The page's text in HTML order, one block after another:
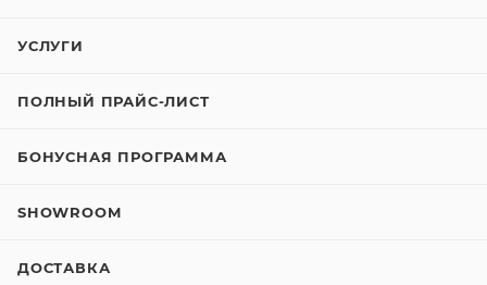
УСЛУГИ
ПОЛНЫЙ ПРАЙС-ЛИСТ
БОНУСНАЯ ПРОГРАММА
SHOWROOM
ДОСТАВКА